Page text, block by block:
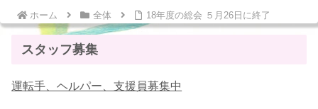
ホーム 全体 18年度の総会 ５月26日に終了
スタッフ募集
運転手、ヘルパー、支援員募集中